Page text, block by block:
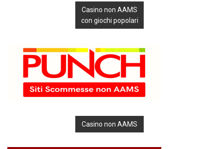
Casino non AAMS
con giochi popolari
Casino non AAMS